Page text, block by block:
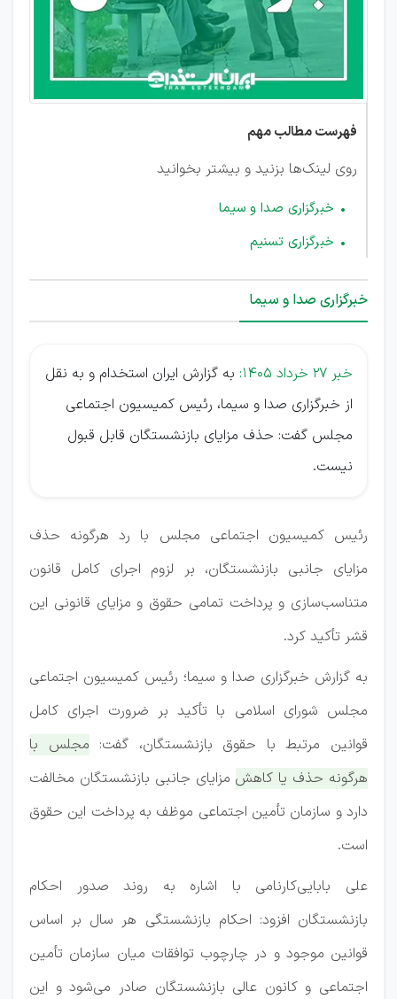
فهرست مطالب مهم
روی لینک‌ها بزنید و بیشتر بخوانید
خبرگزاری صدا و سیما
خبرگزاری تسنیم
خبرگزاری صدا و سیما
خبر 27 خرداد 1405:
به گزارش ایران استخدام و به نقل
از خبرگزاری صدا و سیما، رئیس کمیسیون اجتماعی
مجلس گفت: حذف مزایای بازنشستگان قابل قبول
نیست.
رئیس کمیسیون اجتماعی مجلس با رد هرگونه حذف
مزایای جانبی بازنشستگان، بر لزوم اجرای کامل قانون
متناسب‌سازی و پرداخت تمامی حقوق و مزایای قانونی این
قشر تأکید کرد.
به گزارش خبرگزاری صدا و سیما؛ رئیس کمیسیون اجتماعی
مجلس شورای اسلامی با تأکید بر ضرورت اجرای کامل
قوانین مرتبط با حقوق بازنشستگان، گفت: مجلس با
هرگونه حذف یا کاهش مزایای جانبی بازنشستگان مخالفت
دارد و سازمان تأمین اجتماعی موظف به پرداخت این حقوق
است.
علی بابایی‌کارنامی با اشاره به روند صدور احکام
بازنشستگان افزود: احکام بازنشستگی هر سال بر اساس
قوانین موجود و در چارچوب توافقات میان سازمان تأمین
اجتماعی و کانون عالی بازنشستگان صادر می‌شود و این